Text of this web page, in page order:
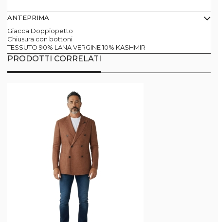
ANTEPRIMA
Giacca Doppiopetto
Chiusura con bottoni
TESSUTO 90% LANA VERGINE 10% KASHMIR
PRODOTTI CORRELATI